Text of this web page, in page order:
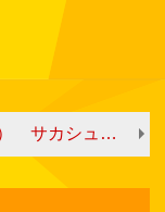
8/17（日） サカシューチャレ♪